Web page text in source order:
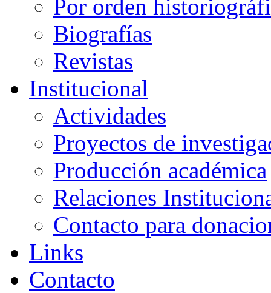
Por orden
Biografías
Revistas
Institucional
Actividades
Proyectos de
Producción académica
Relaciones
Contacto para
Links
Contacto